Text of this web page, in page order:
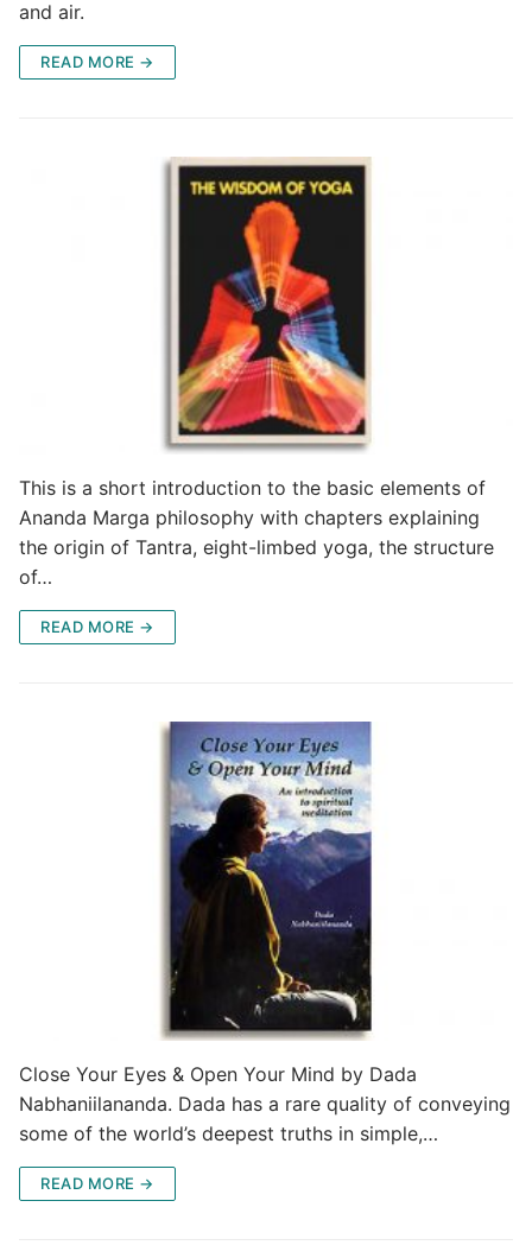
and air.
READ MORE →
This is a short introduction to the basic elements of
Ananda Marga philosophy with chapters explaining
the origin of Tantra, eight-limbed yoga, the structure
of…
READ MORE →
Close Your Eyes & Open Your Mind by Dada
Nabhaniilananda. Dada has a rare quality of conveying
some of the world’s deepest truths in simple,…
READ MORE →